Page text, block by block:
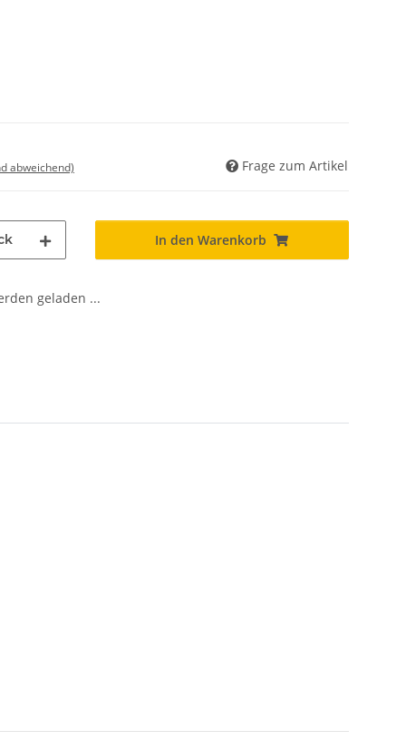
abweichend) Frage zum Artikel
In den Warenkorb
geladen ...